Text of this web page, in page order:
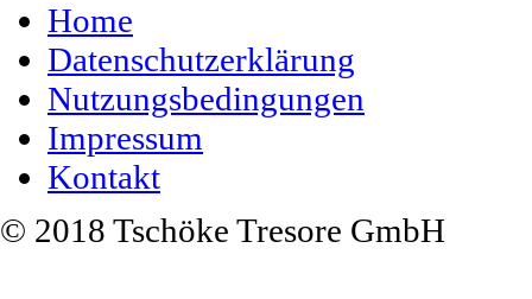
Home
Datenschutzerklärung
Nutzungsbedingungen
Impressum
Kontakt
© 2018 Tschöke Tresore GmbH